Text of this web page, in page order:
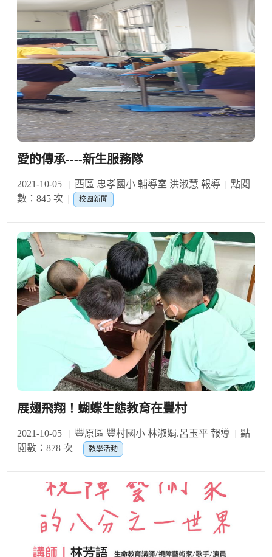
愛的傳承----新生服務隊
2021-10-05 西區 忠孝國小 輔導室 洪淑慧 報導
點閱
數：845 次
校園新聞
展翅飛翔！蝴蝶生態教育在豐村
2021-10-05 豐原區 豐村國小 林淑娟.呂玉平 報導
點
閱數：878 次
教學活動